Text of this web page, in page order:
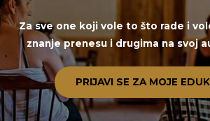
Za sve one koji vole to što rade i
znanje prenesu i drugima na svoj
PRIJAVI SE ZA MOJE